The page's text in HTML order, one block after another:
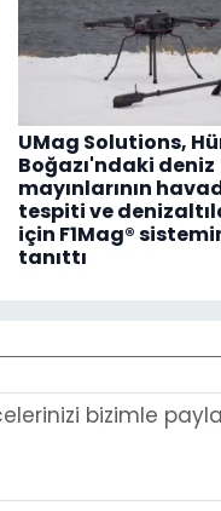
UMag Solutions,
Boğazı'ndaki deniz
mayınlarının
tespiti ve
için F1Mag®
tanıttı